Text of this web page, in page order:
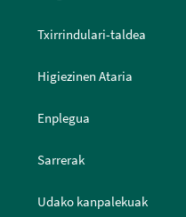
Txirrindulari-taldea
Higiezinen Ataria
Enplegua
Sarrerak
Udako kanpalekuak